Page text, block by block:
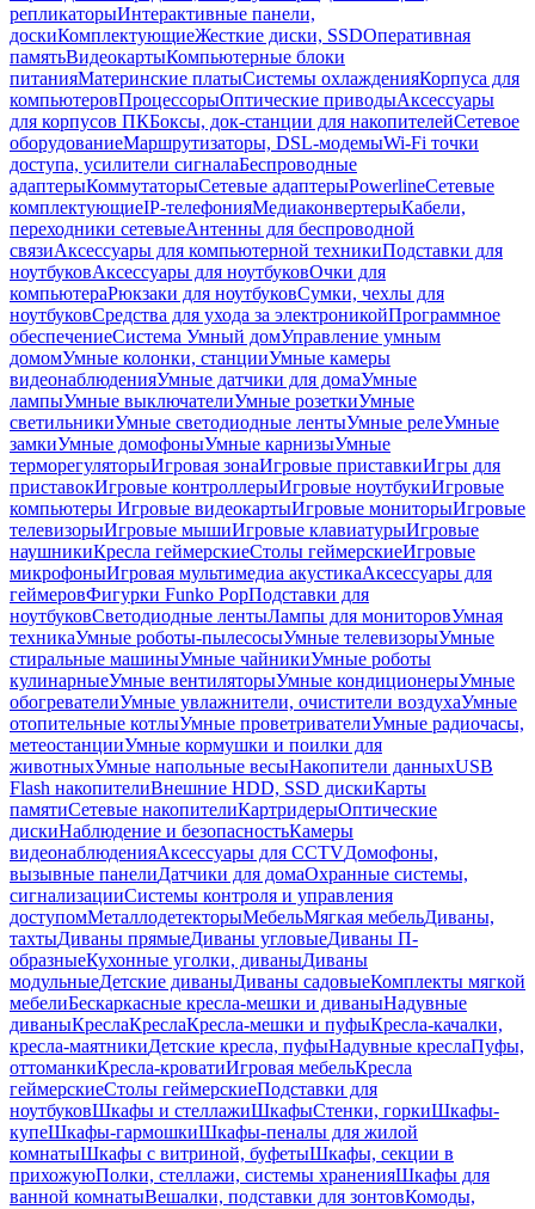
репликаторыИнтерактивные панели,
доскиКомплектующиеЖесткие диски, SSDОперативная
памятьВидеокартыКомпьютерные блоки
питанияМатеринские платыСистемы охлажденияКорпуса для
компьютеровПроцессорыОптические приводыАксессуары
для корпусов ПКБоксы, док-станции для накопителейСетевое
оборудованиеМаршрутизаторы, DSL-модемыWi-Fi точки
доступа, усилители сигналаБеспроводные
адаптерыКоммутаторыСетевые адаптерыPowerlineСетевые
комплектующиеIP-телефонияМедиаконвертерыКабели,
переходники сетевыеАнтенны для беспроводной
связиАксессуары для компьютерной техникиПодставки для
ноутбуковАксессуары для ноутбуковОчки для
компьютераРюкзаки для ноутбуковСумки, чехлы для
ноутбуковСредства для ухода за электроникойПрограммное
обеспечениеСистема Умный домУправление умным
домомУмные колонки, станцииУмные камеры
видеонаблюденияУмные датчики для домаУмные
лампыУмные выключателиУмные розеткиУмные
светильникиУмные светодиодные лентыУмные релеУмные
замкиУмные домофоныУмные карнизыУмные
терморегуляторыИгровая зонаИгровые приставкиИгры для
приставокИгровые контроллерыИгровые ноутбукиИгровые
компьютеры Игровые видеокартыИгровые мониторыИгровые
телевизорыИгровые мышиИгровые клавиатурыИгровые
наушникиКресла геймерскиеСтолы геймерскиеИгровые
микрофоныИгровая мультимедиа акустикаАксессуары для
геймеровФигурки Funko PopПодставки для
ноутбуковСветодиодные лентыЛампы для мониторовУмная
техникаУмные роботы-пылесосыУмные телевизорыУмные
стиральные машиныУмные чайникиУмные роботы
кулинарныеУмные вентиляторыУмные кондиционерыУмные
обогревателиУмные увлажнители, очистители воздухаУмные
отопительные котлыУмные проветривателиУмные радиочасы,
метеостанцииУмные кормушки и поилки для
животныхУмные напольные весыНакопители данныхUSB
Flash накопителиВнешние HDD, SSD дискиКарты
памятиСетевые накопителиКартридерыОптические
дискиНаблюдение и безопасностьКамеры
видеонаблюденияАксессуары для CCTVДомофоны,
вызывные панелиДатчики для домаОхранные системы,
сигнализацииСистемы контроля и управления
доступомМеталлодетекторыМебельМягкая мебельДиваны,
тахтыДиваны прямыеДиваны угловыеДиваны П-
образныеКухонные уголки, диваныДиваны
модульныеДетские диваныДиваны садовыеКомплекты мягкой
мебелиБескаркасные кресла-мешки и диваныНадувные
диваныКреслаКреслаКресла-мешки и пуфыКресла-качалки,
кресла-маятникиДетские кресла, пуфыНадувные креслаПуфы,
оттоманкиКресла-кроватиИгровая мебельКресла
геймерскиеСтолы геймерскиеПодставки для
ноутбуковШкафы и стеллажиШкафыСтенки, горкиШкафы-
купеШкафы-гармошкиШкафы-пеналы для жилой
комнатыШкафы с витриной, буфетыШкафы, секции в
прихожуюПолки, стеллажи, системы храненияШкафы для
ванной комнатыВешалки, подставки для зонтовКомоды,